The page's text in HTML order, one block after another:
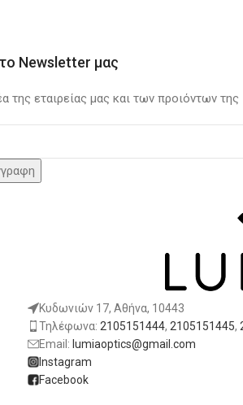
Newsletter μας
της εταιρείας μας και των προιόντων της
Κυδωνιών 17, Αθήνα, 10443
Τηλέφωνα: 2105151444, 2105151445,
Email: lumiaoptics@gmail.com
Instagram
Facebook